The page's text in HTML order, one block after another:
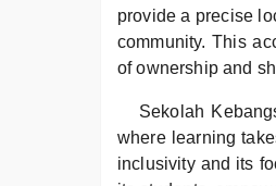
provide a precise
community. This
of ownership and
Sekolah
where learning
inclusivity and its